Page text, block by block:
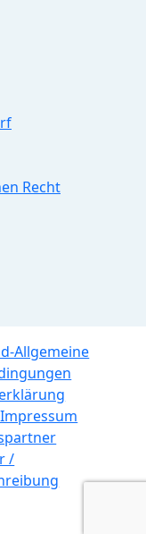
Recht
Allgemeine
/